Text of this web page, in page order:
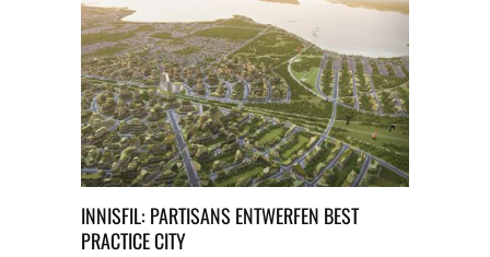
INNISFIL: PARTISANS ENTWERFEN BEST
PRACTICE CITY